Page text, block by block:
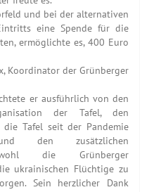
und bei der alternativen
eine Spende für die
ermöglichte es, 400 Euro
Koordinator der Grünberger
er ausführlich von den
der Tafel, den
Tafel seit der Pandemie
den zusätzlichen
die Grünberger
ukrainischen Flüchtige zu
Sein herzlicher Dank